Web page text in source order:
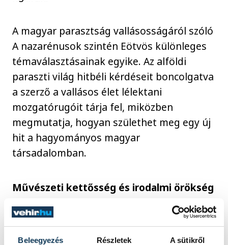
Beleegyezés Részletek A sütikről
A magyar parasztság vallásosságáról szóló
A nazarénusok szintén Eötvös különleges
témaválasztásainak egyike. Az alföldi
paraszti világ hitbéli kérdéseit boncolgatva
a szerző a vallásos élet lélektani
mozgatórugóit tárja fel, miközben
megmutatja, hogyan születhet meg egy új
hit a hagyományos magyar
társadalomban.
Művészeti kettősség és irodalmi örökség
Eötvös Károly írói munkásságát különleges
kettősség jellemzi. Mint politikus, a